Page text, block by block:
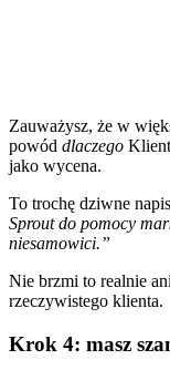
Zauważysz, że w
powód dlaczego
jako wycena.
To trochę dziwne
Sprout do pomocy
niesamowici.”
Nie brzmi to realnie
rzeczywistego klienta.
Krok 4: masz